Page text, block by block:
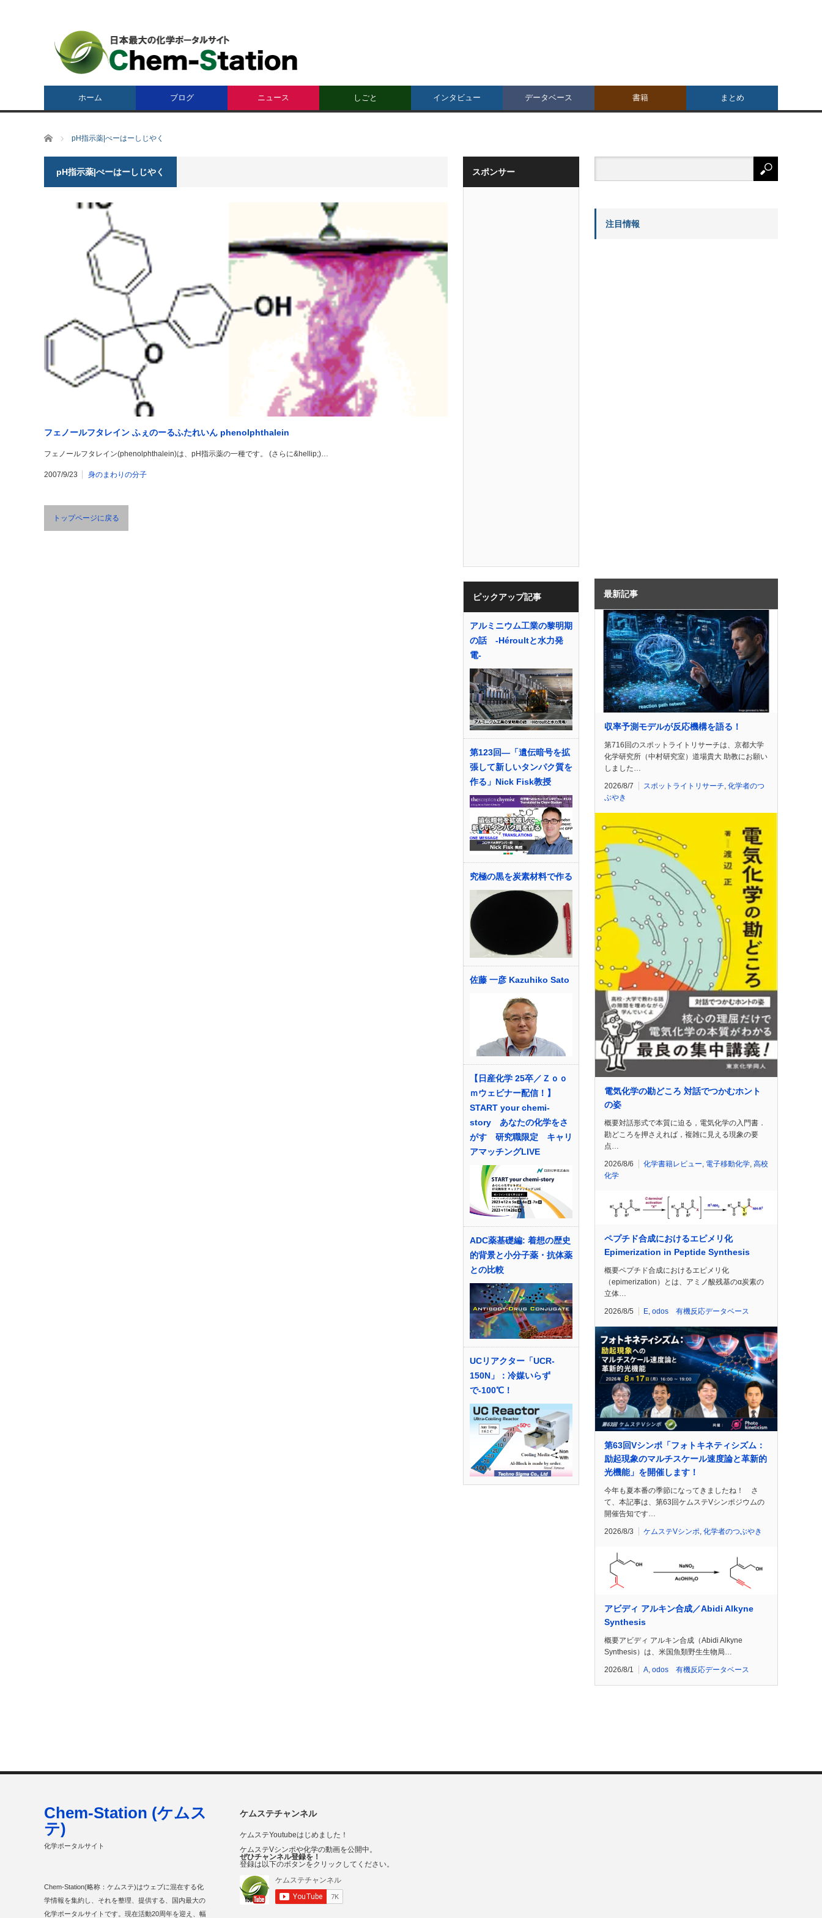
ホーム ブログ ニュース しごと インタビュー データベース 書籍 まとめ
ホーム pH指示薬|ぺーはーしじやく
pH指示薬|ぺーはーしじやく
フェノールフタレイン ふぇのーるふたれいん phenolphthalein
フェノールフタレイン(phenolphthalein)は、pH指示薬の一種です。 (さらに&hellip;)…
2007/9/23 身のまわりの分子
トップページに戻る
スポンサー
ピックアップ記事
アルミニウム工業の黎明期
の話 -Héroultと水力発
電-
第123回―「遺伝暗号を拡
張して新しいタンパク質を
作る」Nick Fisk教授
究極の黒を炭素材料で作る
佐藤 一彦 Kazuhiko Sato
【日産化学 25卒／Ｚｏｏ
ｍウェビナー配信！】
START your chemi-
story あなたの化学をさ
がす 研究職限定 キャリ
アマッチングLIVE
ADC薬基礎編: 着想の歴史
的背景と小分子薬・抗体薬
との比較
UCリアクター「UCR-
150N」：冷媒いらず
で-100℃！
注目情報
最新記事
収率予測モデルが反応機構を語る！
第716回のスポットライトリサーチは、京都大学
化学研究所（中村研究室）道場貴大 助教にお願い
しました…
2026/8/7 スポットライトリサーチ 化学者のつ
ぶやき
電気化学の勘どころ 対話でつかむホント
の姿
概要対話形式で本質に迫る，電気化学の入門書．
勘どころを押さえれば，複雑に見える現象の要
点…
2026/8/6 化学書籍レビュー 電子移動化学 高校
化学
ペプチド合成におけるエピメリ化
Epimerization in Peptide Synthesis
概要ペプチド合成におけるエピメリ化
（epimerization）とは、アミノ酸残基のα炭素の
立体…
2026/8/5 E odos 有機反応データベース
第63回Vシンポ「フォトキネティシズム：
励起現象のマルチスケール速度論と革新的
光機能」を開催します！
今年も夏本番の季節になってきましたね！ さ
て、本記事は、第63回ケムステVシンポジウムの
開催告知です…
2026/8/3 ケムステVシンポ, 化学者のつぶやき
アビディ アルキン合成／Abidi Alkyne
Synthesis
概要アビディ アルキン合成（Abidi Alkyne
Synthesis）は、米国魚類野生生物局…
2026/8/1 A, odos 有機反応データベース
ケムステチャンネル
ケムステYoutubeはじめました！
ケムステVシンポや化学の動画を公開中。
ぜひチャンネル登録を！
登録は以下のボタンをクリックしてください。
Chem-Station (ケムス
テ)
化学ポータルサイト
Chem-Station(略称：ケムステ)はウェブに混在する化
学情報を集約し、それを整理、提供する、国内最大の
化学ポータルサイトです。現在活動20周年を迎え、幅